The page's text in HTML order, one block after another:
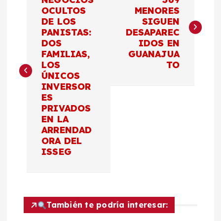
g
n
OCULTOS
DE LOS
PANISTAS:
DOS
FAMILIAS,
LOS
ÚNICOS
INVERSOR
ES
PRIVADOS
EN LA
ARRENDAD
ORA DEL
ISSEG
MENORES
SIGUEN
DESAPAREC
IDOS EN
GUANAJUA
TO
También te podría interesar: